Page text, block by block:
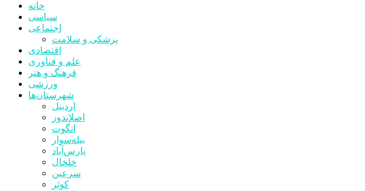
خانه
سیاسی
اجتماعی
پزشکی و سلامت
اقتصادی
علم و فناوری
فرهنگ و هنر
ورزشی
شهرستان‌ها
اردبیل
اصلاندوز
انگوت
بیله‌سوار
پارس‌آباد
خلخال
سرعین
کوثر